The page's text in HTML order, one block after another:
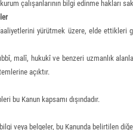
çalışanlarının bilgi edinme hakları
yürütmek üzere, elde ettikleri
malî, hukukî ve benzeri uzmanlık
açıktır.
bu Kanun kapsamı dışındadır.
veya belgeler, bu Kanunda belirtilen